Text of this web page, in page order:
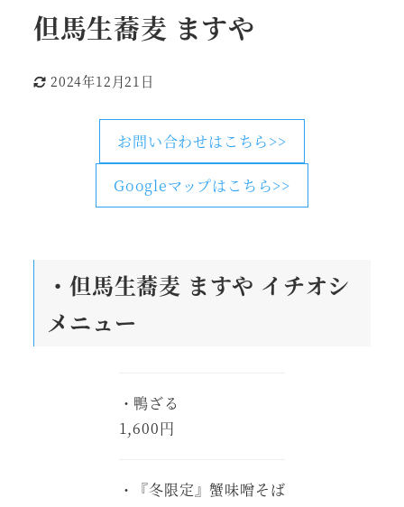
但馬生蕎麦 ますや
更新日
2024年12月21日
お問い合わせはこちら>>
Googleマップはこちら>>
・但馬生蕎麦 ますや イチオシ
メニュー
・鴨ざる
1,600円
・『冬限定』蟹味噌そば